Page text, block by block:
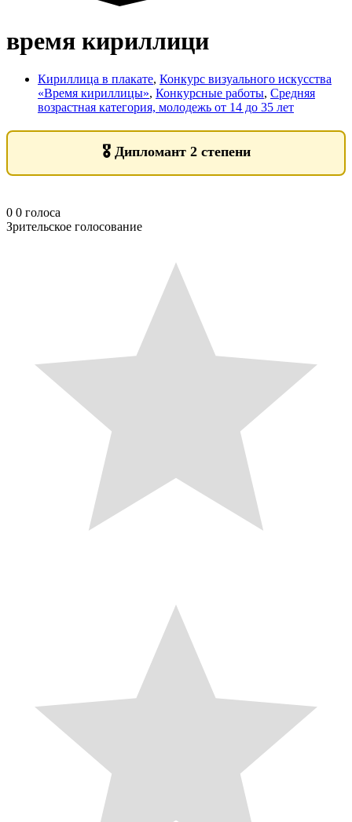
время кириллици
Кириллица в плакате, Конкурс визуального искусства
«Время кириллицы», Конкурсные работы, Средняя
возрастная категория, молодежь от 14 до 35 лет
🎖️ Дипломант 2 степени
0 0 голоса
Зрительское голосование